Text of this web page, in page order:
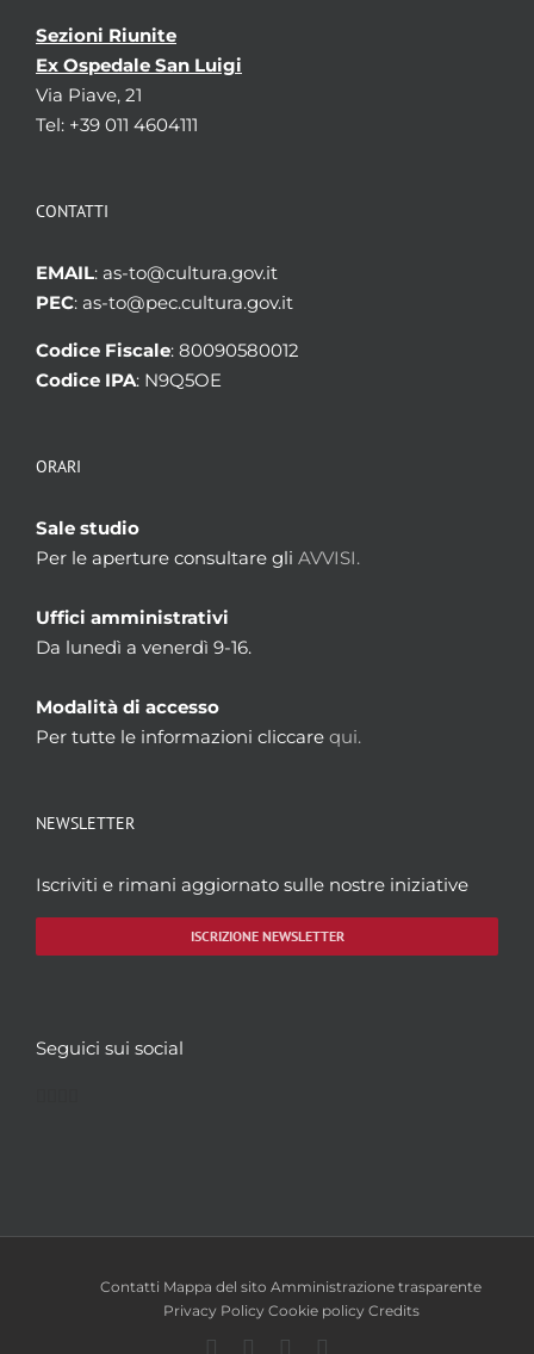
Sezioni Riunite
Ex Ospedale San Luigi
Via Piave, 21
Tel: +39 011 4604111
CONTATTI
EMAIL: as-to@cultura.gov.it
PEC: as-to@pec.cultura.gov.it
Codice Fiscale: 80090580012
Codice IPA: N9Q5OE
ORARI
Sale studio
Per le aperture consultare gli AVVISI.
Uffici amministrativi
Da lunedì a venerdì 9-16.
Modalità di accesso
Per tutte le informazioni cliccare qui.
NEWSLETTER
Iscriviti e rimani aggiornato sulle nostre iniziative
ISCRIZIONE NEWSLETTER
Seguici sui social
Contatti Mappa del sito Amministrazione trasparente
Privacy Policy Cookie policy Credits
Facebook
TwitterYouTube